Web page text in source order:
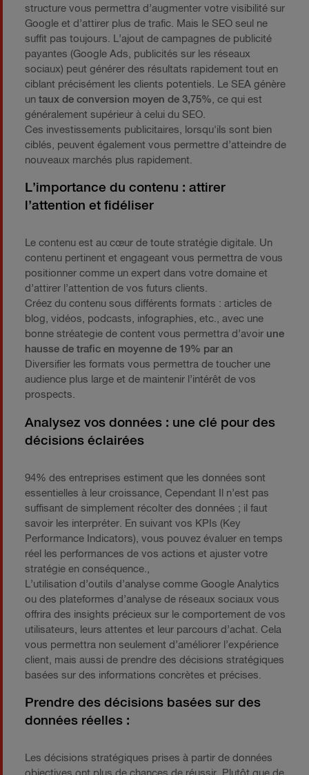
structure vous permettra d’augmenter votre visibilité sur
Google et d’attirer plus de trafic. Mais le SEO seul ne
suffit pas toujours. L’ajout de campagnes de publicité
payantes (Google Ads, publicités sur les réseaux
sociaux) peut générer des résultats rapidement tout en
ciblant précisément les clients potentiels. Le SEA génère
un taux de conversion moyen de 3,75%, ce qui est
généralement supérieur à celui du SEO.
Ces investissements publicitaires, lorsqu'ils sont bien
ciblés, peuvent également vous permettre d’atteindre de
nouveaux marchés plus rapidement.
L’importance du contenu : attirer
l’attention et fidéliser
Le contenu est au cœur de toute stratégie digitale. Un
contenu pertinent et engageant vous permettra de vous
positionner comme un expert dans votre domaine et
d’attirer l’attention de vos futurs clients.
Créez du contenu sous différents formats : articles de
blog, vidéos, podcasts, infographies, etc., avec une
bonne stréategie de content vous permettra d’avoir une
hausse de trafic en moyenne de 19% par an
Diversifier les formats vous permettra de toucher une
audience plus large et de maintenir l’intérêt de vos
prospects.
Analysez vos données : une clé pour des
décisions éclairées
94% des entreprises estiment que les données sont
essentielles à leur croissance, Cependant Il n’est pas
suffisant de simplement récolter des données ; il faut
savoir les interpréter. En suivant vos KPIs (Key
Performance Indicators), vous pouvez évaluer en temps
réel les performances de vos actions et ajuster votre
stratégie en conséquence.,
L’utilisation d’outils d’analyse comme Google Analytics
ou des plateformes d’analyse de réseaux sociaux vous
offrira des insights précieux sur le comportement de vos
utilisateurs, leurs attentes et leur parcours d’achat. Cela
vous permettra non seulement d’améliorer l’expérience
client, mais aussi de prendre des décisions stratégiques
basées sur des informations concrètes et précises.
Prendre des décisions basées sur des
données réelles :
Les décisions stratégiques prises à partir de données